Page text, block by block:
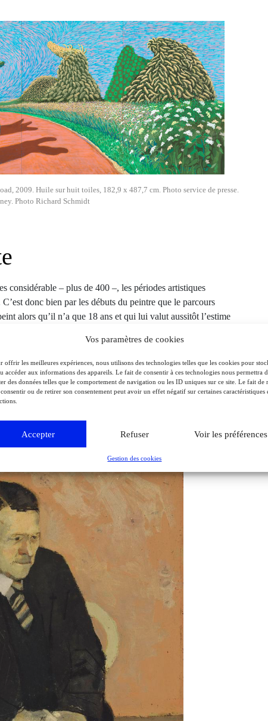
Vos paramètres de cookies
offrir les meilleures expériences, nous utilisons des technologies telles que les cookies pour
accéder aux informations des appareils. Le fait de consentir à ces technologies nous permettra
des données telles que le comportement de navigation ou les ID uniques sur ce site. Le fait de
consentir ou de retirer son consentement peut avoir un effet négatif sur certaines caractéristiques
Accepter Refuser Voir les préférences
Gestion des cookies
2009. Huile sur huit toiles, 182,9 x 487,7 cm. Photo service de presse.
Photo Richard Schmidt
considérable – plus de 400 –, les périodes artistiques
donc bien par les débuts du peintre que le parcours
alors qu’il n’a que 18 ans et qui lui valut aussitôt l’estime
of Art. Consacrée aux années 1960, la première salle
sont toutes superbes, à la fois originales dans leur langage
mais on pressent aussi tout ce qu’un Jean-Michel
et très sûres, affichant sans complexe un homoérotisme (Two
de l’époque, qui criminalise l’homosexualité jusqu’en